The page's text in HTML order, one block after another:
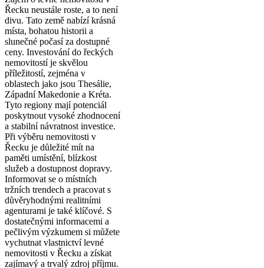
Řecku neustále roste, a to není
divu. Tato země nabízí krásná
místa, bohatou historii a
slunečné počasí za dostupné
ceny. Investování do řeckých
nemovitostí je skvělou
příležitostí, zejména v
oblastech jako jsou Thesálie,
Západní Makedonie a Kréta.
Tyto regiony mají potenciál
poskytnout vysoké zhodnocení
a stabilní návratnost investice.
Při výběru nemovitosti v
Řecku je důležité mít na
paměti umístění, blízkost
služeb a dostupnost dopravy.
Informovat se o místních
tržních trendech a pracovat s
důvěryhodnými realitními
agenturami je také klíčové. S
dostatečnými informacemi a
pečlivým výzkumem si můžete
vychutnat vlastnictví levné
nemovitosti v Řecku a získat
zajímavý a trvalý zdroj příjmu.